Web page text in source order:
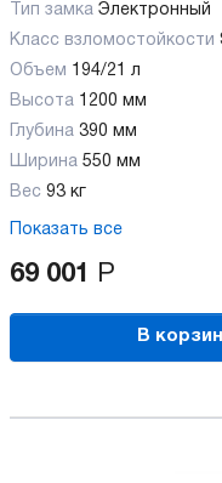
Тип замка Электронный
Класс взломостойкости
Объем 194/21 л
Высота 1200 мм
Глубина 390 мм
Ширина 550 мм
Вес 93 кг
Показать все
69 001 Р
В